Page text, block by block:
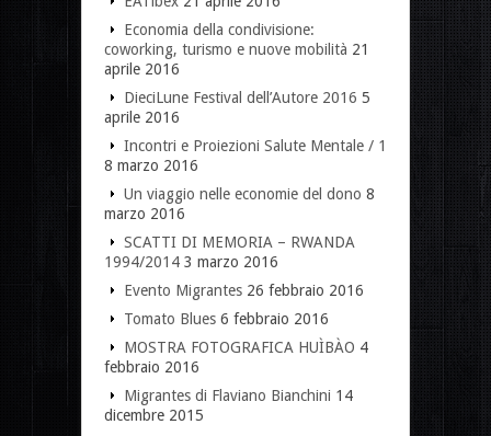
Economia della condivisione:
coworking, turismo e nuove mobilità 21
aprile 2016
DieciLune Festival dell’Autore 2016 5
aprile 2016
Incontri e Proiezioni Salute Mentale / 1
8 marzo 2016
Un viaggio nelle economie del dono 8
marzo 2016
SCATTI DI MEMORIA – RWANDA
1994/2014 3 marzo 2016
Evento Migrantes 26 febbraio 2016
Tomato Blues 6 febbraio 2016
MOSTRA FOTOGRAFICA HUÌBÀO 4
febbraio 2016
Migrantes di Flaviano Bianchini 14
dicembre 2015